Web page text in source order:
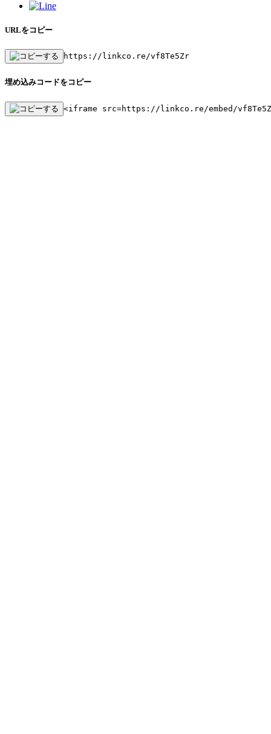
URLをコピー
https://linkco.re/vf8Te5Zr
埋め込みコードをコピー
<iframe src=https://linkco.re/embed/